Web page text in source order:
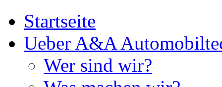
Startseite
Ueber A&A
Wer sind wir?